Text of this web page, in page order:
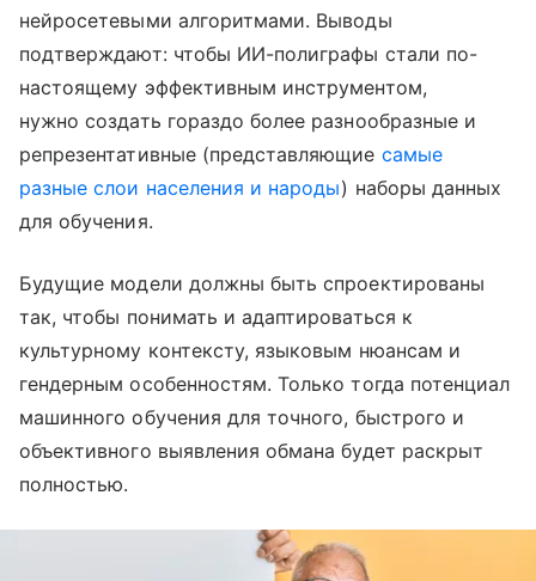
нейросетевыми алгоритмами. Выводы
подтверждают: чтобы ИИ-полиграфы стали по-
настоящему эффективным инструментом,
нужно создать гораздо более разнообразные и
репрезентативные (представляющие самые
разные слои населения и народы) наборы данных
для обучения.
Будущие модели должны быть спроектированы
так, чтобы понимать и адаптироваться к
культурному контексту, языковым нюансам и
гендерным особенностям. Только тогда потенциал
машинного обучения для точного, быстрого и
объективного выявления обмана будет раскрыт
полностью.